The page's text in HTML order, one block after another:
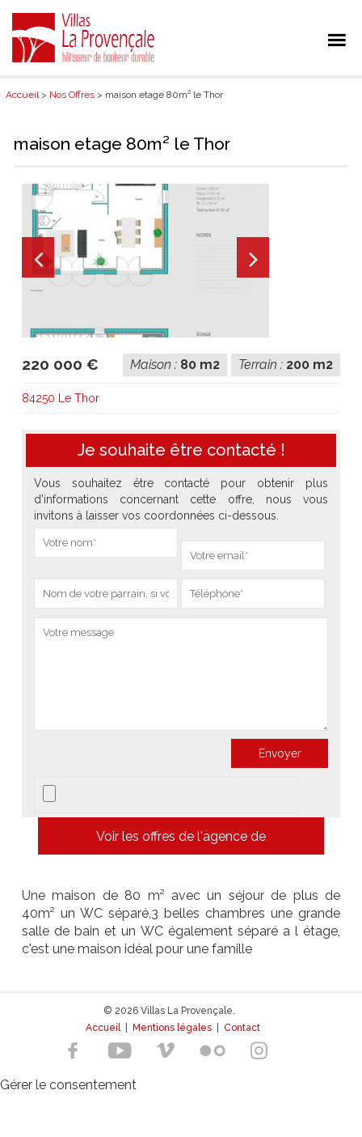
Accueil> Nos Offres > maison etage 80m² le Thor
maison etage 80m² le Thor
220 000 € Terrain : 200 m2
Maison : 80 m2
84250 Le Thor
Je souhaite être contacté !
Vous souhaitez être contacté pour obtenir plus
d'informations concernant cette offre, nous vous
invitons à laisser vos coordonnées ci-dessous.
Voir les offres de l'agence de
Une maison de 80 m² avec un séjour de plus de
40m² un WC séparé,3 belles chambres une grande
salle de bain et un WC également séparé a l étage,
c'est une maison idéal pour une famille
© 2026 Villas La Provençale.
Accueil| Mentions légales Contact
Gérer le consentement